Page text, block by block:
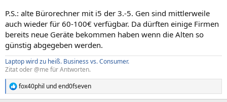
P.S.: alte Bürorechner mit i5 der 3.-5. Gen sind mittlerweile
auch wieder für 60-100€ verfügbar. Da dürften einige Firmen
bereits neue Geräte bekommen haben wenn die Alten so
günstig abgegeben werden.
Laptop wird zu heiß. Business vs. Consumer.
Zitat oder @me für Antworten.
R
e
fox40phil undend0fseven